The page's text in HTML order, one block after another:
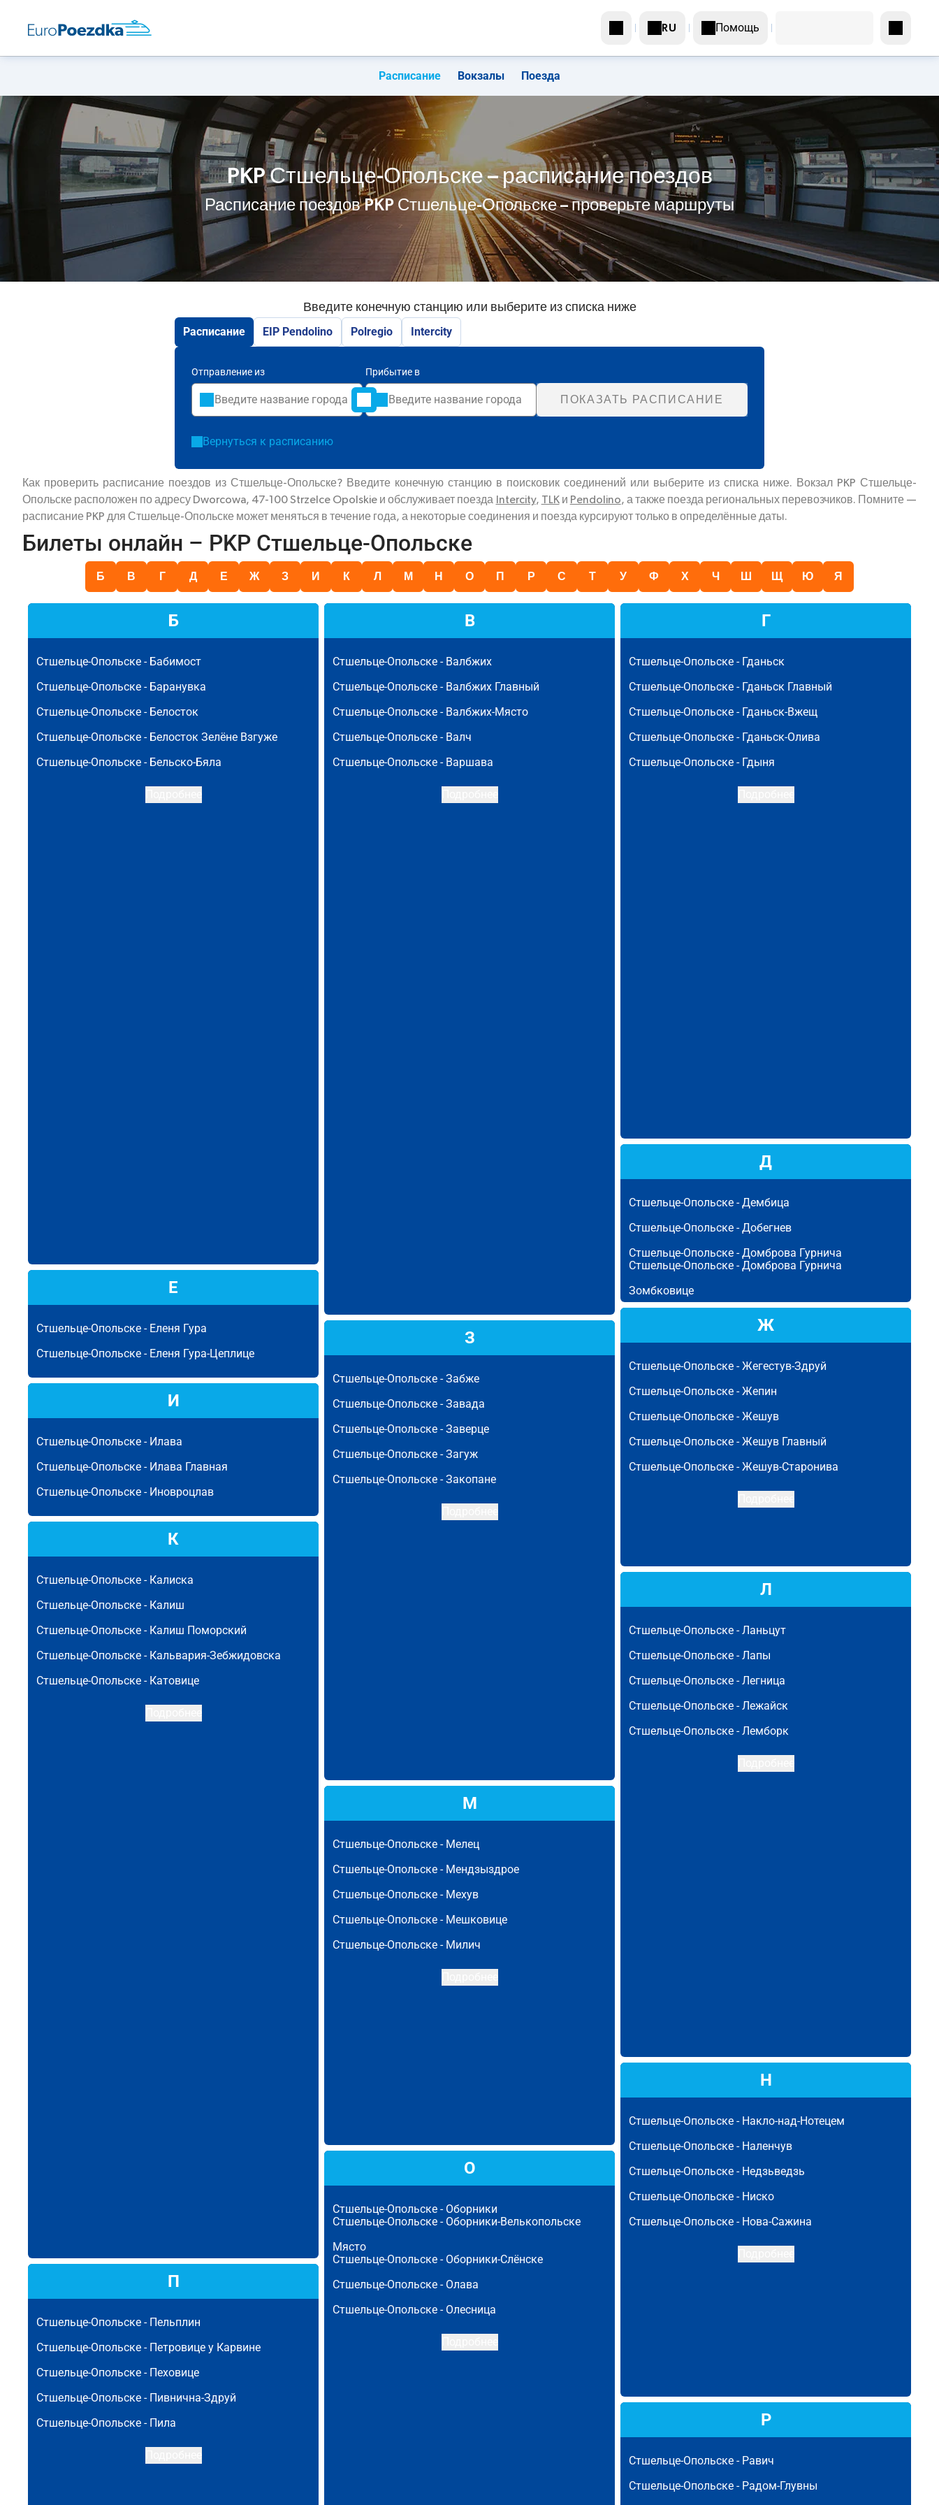
RU Помощь
Расписание Вокзалы Поезда
PKP Стшельце-Опольске – расписание поездов
Расписание поездов PKP Стшельце-Опольске – проверьте маршруты
Введите конечную станцию или выберите из списка ниже
Расписание EIP Pendolino Polregio Intercity
Отправление из Прибытие в
ПОКАЗАТЬ РАСПИСАНИЕ
Вернуться к расписанию
Как проверить расписание поездов из Стшельце-Опольске? Введите конечную станцию в поисковик соединений или выберите из списка ниже. Вокзал PKP Стшельце-
Опольске расположен по адресу Dworcowa, 47-100 Strzelce Opolskie и обслуживает поезда
Intercity, TLKи Pendolino, а также поезда региональных перевозчиков. Помните —
расписание PKP для Стшельце-Опольске может меняться в течение года, а некоторые соединения и поезда курсируют только в определённые даты.
Билеты онлайн – PKP Стшельце-Опольске
Б В Г Д Е Ж З И К Л М Н О П Р С Т У Ф Х Ч Ш Щ Ю Я
Б
Стшельце-Опольске - Бабимост
Стшельце-Опольске - Баранувка
Стшельце-Опольске - Белосток
Стшельце-Опольске - Белосток Зелёне Взгуже
Стшельце-Опольске - Бельско-Бяла
В
Стшельце-Опольске - Валбжих
Стшельце-Опольске - Валбжих Главный
Стшельце-Опольске - Валбжих-Място
Стшельце-Опольске - Валч
Стшельце-Опольске - Варшава
Г
Стшельце-Опольске - Гданьск
Стшельце-Опольске - Гданьск Главный
Стшельце-Опольске - Гданьск-Вжещ
Стшельце-Опольске - Гданьск-Олива
Стшельце-Опольске - Гдыня
Д
Стшельце-Опольске -Дембица
Стшельце-Опольске -Добегнев
Стшельце-Опольске -Домброва Гурнича
Стшельце-Опольске -Домброва Гурнича
Зомбковице
Е
Стшельце-Опольске - Еленя Гура
Стшельце-Опольске - Еленя Гура-Цеплице
Ж
Стшельце-Опольске -Жегестув-Здруй
Стшельце-Опольске -Жепин
Стшельце-Опольске -Жешув
Стшельце-Опольске -Жешув Главный
Стшельце-Опольске -Жешув-Старонива
З
Стшельце-Опольске -Забже
Стшельце-Опольске -Завада
Стшельце-Опольске -Заверце
Стшельце-Опольске -Загуж
Стшельце-Опольске -Закопане
И
Стшельце-Опольске - Илава
Стшельце-Опольске - Илава Главная
Стшельце-Опольске - Иновроцлав
К
Стшельце-Опольске - Калиска
Стшельце-Опольске - Калиш
Стшельце-Опольске - Калиш Поморский
Стшельце-Опольске - Кальвария-Зебжидовска
Стшельце-Опольске - Катовице
Л
Стшельце-Опольске -Ланьцут
Стшельце-Опольске -Лапы
Стшельце-Опольске -Легница
Стшельце-Опольске -Лежайск
Стшельце-Опольске -Лемборк
М
Стшельце-Опольске - Мелец
Стшельце-Опольске - Мендзыздрое
Стшельце-Опольске - Мехув
Стшельце-Опольске - Мешковице
Стшельце-Опольске - Милич
Н
Стшельце-Опольске - Накло-над-Нотецем
Стшельце-Опольске - Наленчув
Стшельце-Опольске - Недзьведзь
Стшельце-Опольске - Ниско
Стшельце-Опольске - Нова-Сажина
О
Стшельце-Опольске - Оборники
Стшельце-Опольске - Оборники-Велькопольске
Място
Стшельце-Опольске - Оборники-Слёнске
Стшельце-Опольске - Олава
Стшельце-Опольске - Олесница
П
Стшельце-Опольске - Пельплин
Стшельце-Опольске - Петровице у Карвине
Стшельце-Опольске - Пеховице
Стшельце-Опольске - Пивнична-Здруй
Стшельце-Опольске - Пила Р
Стшельце-Опольске - Равич
Стшельце-Опольске - Радом-Глувны